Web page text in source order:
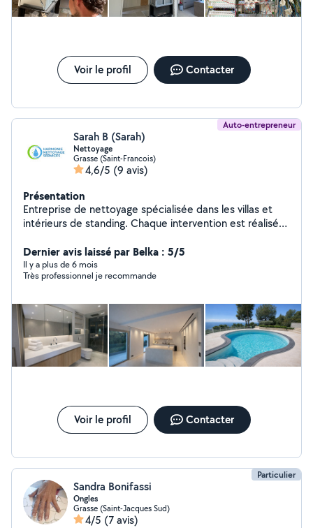
Voir le profil Contacter
Auto-entrepreneur
Sarah B (Sarah)
Nettoyage
Grasse (Saint-Francois)
4,6/5 (9 avis)
Présentation
Entreprise de nettoyage spécialisée dans les villas et
intérieurs de standing. Chaque intervention est réalisée
respect des lieux et des matériaux. Prestations
proposées : Nettoyage de villas et résidences de
prestige Remise en état après travaux ou avant saison
ponctuel ou régulier Ravivement des surfaces (bois,
sols, sanitaires) Produits professionnels adaptés aux
surfaces délicates. Travail soigné Intervention fiable
Devis gratuit.
Dernier avis laissé par Belka : 5/5
Il y a plus de 6 mois
Très professionnel je recommande
Voir le profil Contacter
Particulier
Sandra Bonifassi
Ongles
Grasse (Saint-Jacques Sud)
4/5 (7 avis)